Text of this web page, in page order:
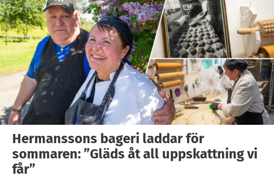
Hermanssons bageri laddar för
sommaren: ”Gläds åt all uppskattning vi
får”